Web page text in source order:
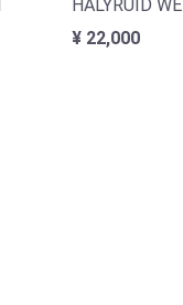
HALYRUID
¥ 22,000